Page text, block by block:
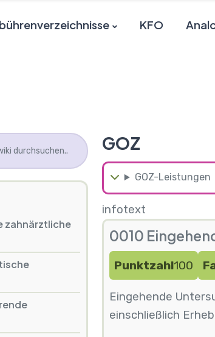
KFO
zahnärztliche
GOZ
GOZ-Leistungen
infotext
0010
Punktzahl100
Eingehende
einschließlich